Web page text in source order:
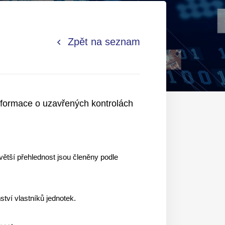
Zpět na seznam
o uzavřených kontrolách
přehlednost jsou členěny podle
vlastníků jednotek.